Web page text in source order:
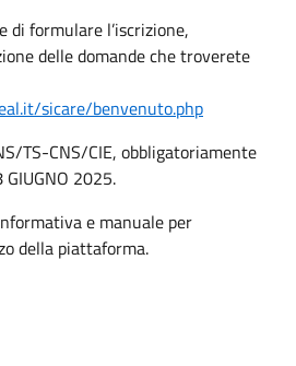
di formulare l’iscrizione,
delle domande che troverete
sicare/benvenuto.php
TS-CNS/CIE, obbligatoriamente
2025.
e manuale per
della piattaforma.